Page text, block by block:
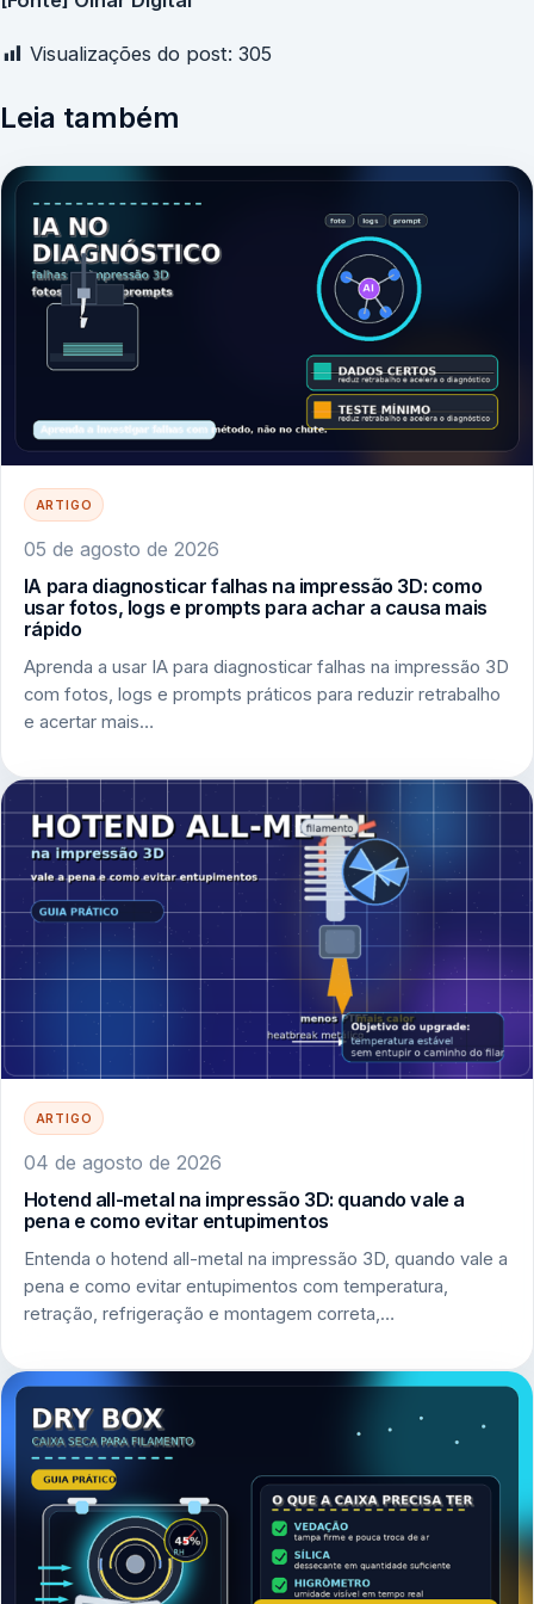
Visualizações do post: 305
Leia também
ARTIGO
05 de agosto de 2026
IA para diagnosticar falhas na impressão 3D: como
usar fotos, logs e prompts para achar a causa mais
rápido
Aprenda a usar IA para diagnosticar falhas na impressão 3D
com fotos, logs e prompts práticos para reduzir retrabalho
e acertar mais…
ARTIGO
04 de agosto de 2026
Hotend all-metal na impressão 3D: quando vale a
pena e como evitar entupimentos
Entenda o hotend all-metal na impressão 3D, quando vale a
pena e como evitar entupimentos com temperatura,
retração, refrigeração e montagem correta,…